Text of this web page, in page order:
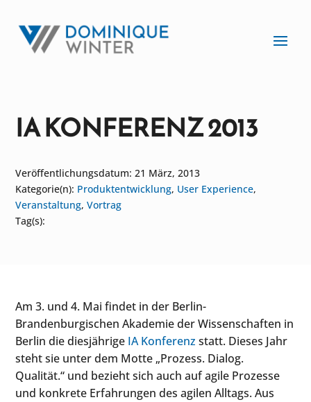
IA KONFERENZ 2013
Veröffentlichungsdatum: 21 März, 2013
Kategorie(n): Produktentwicklung, User Experience,
Veranstaltung,Vortrag
Tag(s):
Am 3. und 4. Mai findet in der Berlin-
Brandenburgischen Akademie der Wissenschaften in
Berlin die diesjährige IA Konferenz statt. Dieses Jahr
steht sie unter dem Motte „Prozess. Dialog.
Qualität.“ und bezieht sich auch auf agile Prozesse
und konkrete Erfahrungen des agilen Alltags. Aus